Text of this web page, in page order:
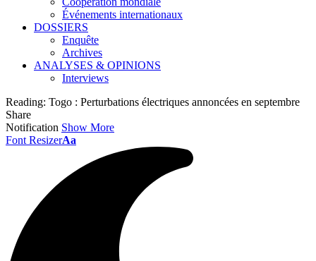
Événements internationaux
DOSSIERS
Enquête
Archives
ANALYSES & OPINIONS
Interviews
Reading: Togo : Perturbations électriques annoncées en septembre
Share
Notification Show More
Font ResizerAa